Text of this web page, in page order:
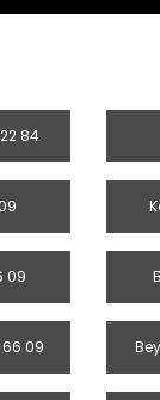
84
09
66 09